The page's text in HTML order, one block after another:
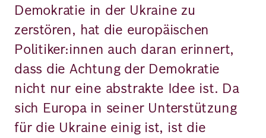
Demokratie in der Ukraine zu
zerstören, hat die europäischen
Politiker:innen auch daran erinnert,
dass die Achtung der Demokratie
nicht nur eine abstrakte Idee ist. Da
sich Europa in seiner Unterstützung
für die Ukraine einig ist, ist die